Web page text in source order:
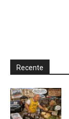
Recente